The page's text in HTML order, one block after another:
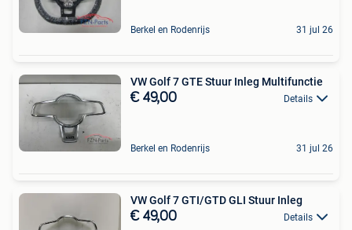
Berkel en Rodenrijs 31 jul 26
VW Golf 7 GTE Stuur Inleg Multifunctie
€ 49,00 Details
Berkel en Rodenrijs 31 jul 26
VW Golf 7 GTI/GTD GLI Stuur Inleg
€ 49,00 Details